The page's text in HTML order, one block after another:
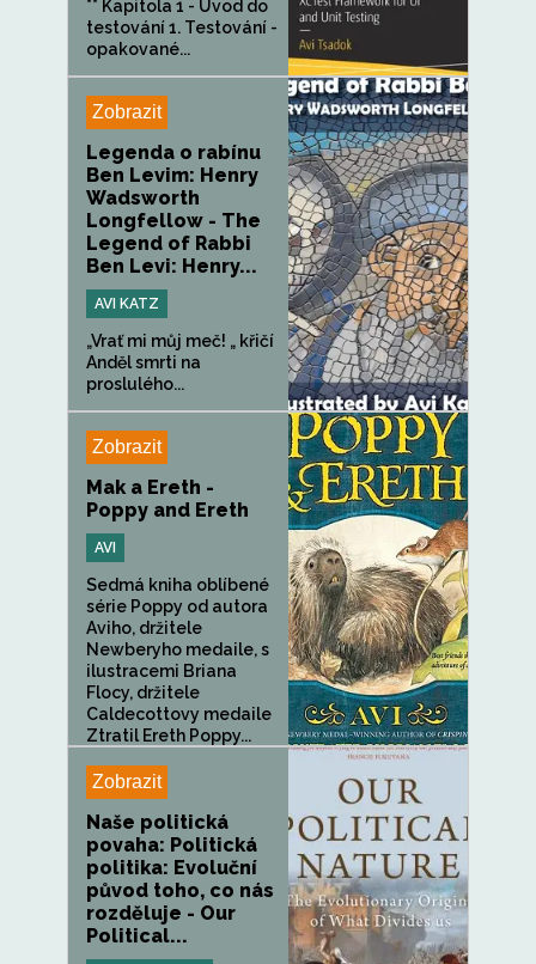
** Kapitola 1 - Úvod do
testování 1. Testování -
opakované...
Zobrazit
Legenda o rabínu
Ben Levim: Henry
Wadsworth
Longfellow - The
Legend of Rabbi
Ben Levi: Henry...
AVI KATZ
„Vrať mi můj meč! „ křičí
Anděl smrti na
proslulého...
Zobrazit
Mak a Ereth -
Poppy and Ereth
AVI
Sedmá kniha oblíbené
série Poppy od autora
Aviho, držitele
Newberyho medaile, s
ilustracemi Briana
Flocy, držitele
Caldecottovy medaile
Ztratil Ereth Poppy...
Zobrazit
Naše politická
povaha: Politická
politika: Evoluční
původ toho, co nás
rozděluje - Our
Political...